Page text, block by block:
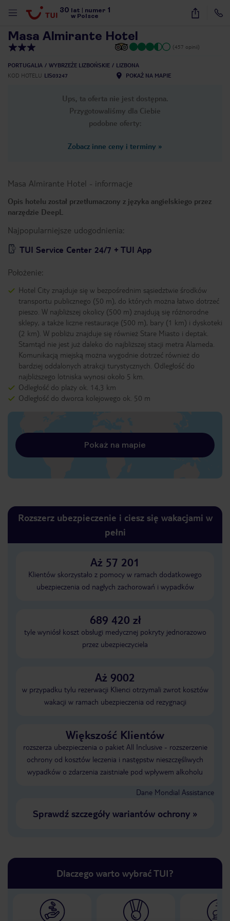
30 lat numer 1
w Polsce
17
Masa Almirante Hotel
(457 opinii)
PORTUGALIA WYBRZEŻE LIZBOŃSKIE
LIZBONA
KOD HOTELU LIS03247 POKAŻ NA MAPIE
Ups, ta oferta nie jest dostępna.
Przygotowaliśmy dla Ciebie
podobne oferty:
Zobacz inne ceny i terminy »
Masa Almirante Hotel - informacje
Opis hotelu został przetłumaczony z języka angielskiego przez
narzędzie DeepL
Najpopularniejsze udogodnienia:
TUI Service Center 24/7 + TUI App
Położenie:
Hotel City znajduje się w bezpośrednim sąsiedztwie środków
transportu publicznego (50 m), do których można łatwo dotrzeć
pieszo. W najbliższej okolicy (500 m) znajdują się różnorodne
sklepy, a także liczne restauracje (500 m), bary (1 km) i dyskoteki
(2 km). W pobliżu znajduje się również Stare Miasto i deptak.
Stamtąd nie jest już daleko do najbliższej stacji metra Alameda.
Komunikacją miejską można wygodnie dotrzeć również do
bardziej oddalonych atrakcji turystycznych. Odległość do
najbliższego lotniska wynosi około 5 km.
Odległość do plaży ok. 14,3 km
Odległość do dworca kolejowego ok. 50 m
Pokaż na mapie
Rozszerz ubezpieczenie i ciesz się wakacjami w
pełni
Aż 57 201
Klientów skorzystało z pomocy w ramach dodatkowego
ubezpieczenia od nagłych zachorowań i wypadków
689 420 zł
tyle wyniósł koszt obsługi medycznej pokryty jednorazowo
przez ubezpieczyciela
Aż 9002
w przypadku tylu rezerwacji Klienci otrzymali zwrot kosztów
wakacji w ramach ubezpieczenia od rezygnacji
Większość Klientów
rozszerza ubezpieczenia o pakiet All Inclusive - rozszerzenie
ochrony od kosztów leczenia i następstw nieszczęśliwych
wypadków o zdarzenia zaistniałe pod wpływem alkoholu
Dane Mondial Assistance
Sprawdź szczegóły wariantów ochrony»
Dlaczego warto wybrać TUI?